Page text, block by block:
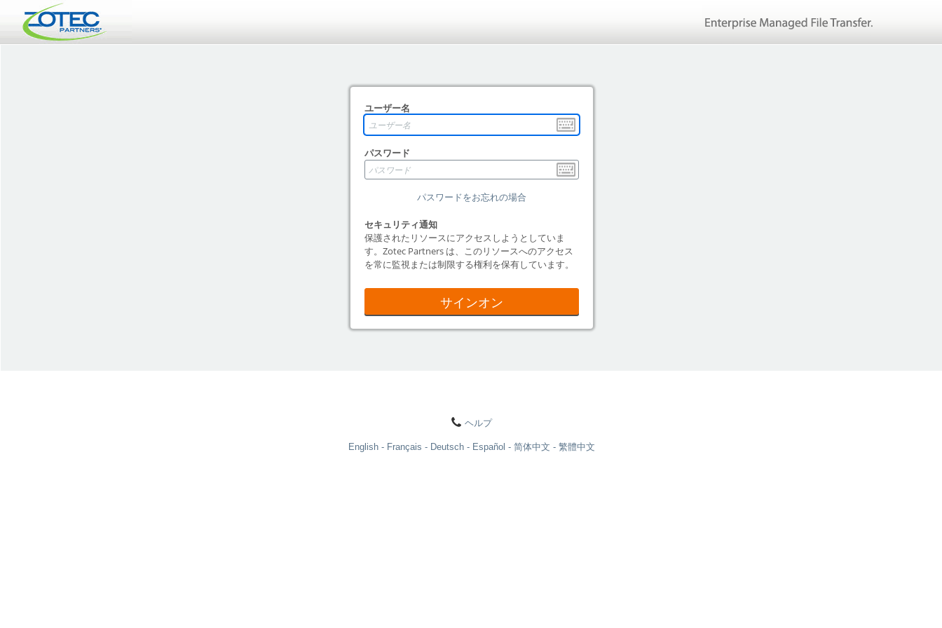
ユーザー名
パスワード
パスワードをお忘れの場合
セキュリティ通知
保護されたリソースにアクセスしようとしていま
す。Zotec Partners は、このリソースへのアクセス
を常に監視または制限する権利を保有しています。
サインオン
ヘルプ
English Français Deutsch Español 简体中文 繁體中文